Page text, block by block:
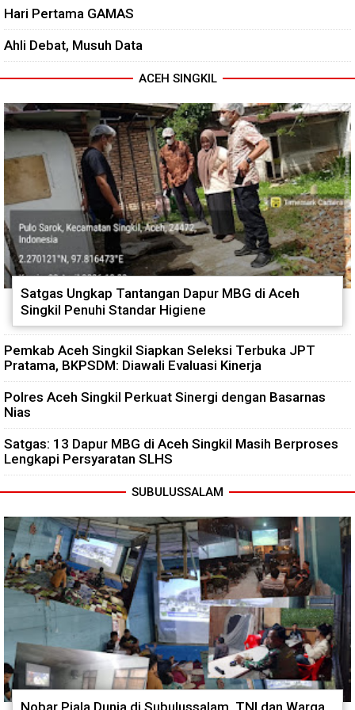
Hari Pertama GAMAS
Ahli Debat, Musuh Data
ACEH SINGKIL
Satgas Ungkap Tantangan Dapur MBG di Aceh
Singkil Penuhi Standar Higiene
Pemkab Aceh Singkil Siapkan Seleksi Terbuka JPT
Pratama, BKPSDM: Diawali Evaluasi Kinerja
Polres Aceh Singkil Perkuat Sinergi dengan Basarnas
Nias
Satgas: 13 Dapur MBG di Aceh Singkil Masih Berproses
Lengkapi Persyaratan SLHS
SUBULUSSALAM